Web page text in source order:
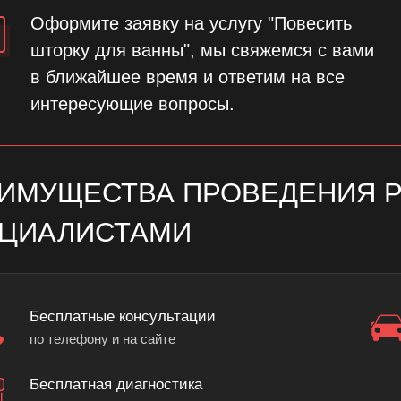
Оформите заявку на услугу "Повесить
шторку для ванны", мы свяжемся с вами
в ближайшее время и ответим на все
интересующие вопросы.
ПРОВЕДЕНИЯ
Бесплатные консультации
по телефону и на сайте
Бесплатная диагностика